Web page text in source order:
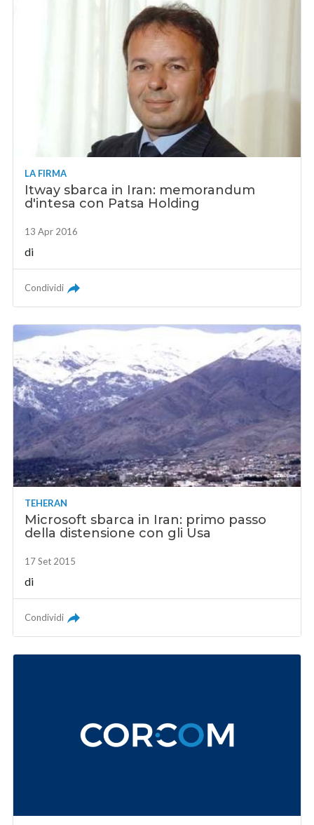
LA FIRMA
Itway sbarca in Iran: memorandum
d'intesa con Patsa Holding
13 Apr 2016
di
Condividi
TEHERAN
Microsoft sbarca in Iran: primo passo
della distensione con gli Usa
17 Set 2015
di
Condividi